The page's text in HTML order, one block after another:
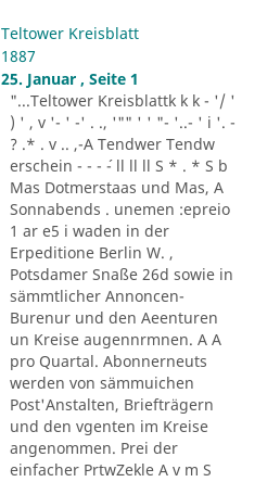
Teltower Kreisblatt
1887
25. Januar , Seite 1
"...Teltower Kreisblattk k k - '/ '
) ' , v '- ' -' . ., '"" ' ' "- '..- ' i '. -
? .* . v .. ,-A Tendwer Tendw
erschein - - - ´- ll ll ll S * . * S b
Mas Dotmerstaas und Mas, A
Sonnabends . unemen :epreio
1 ar e5 i waden in der
Erpeditione Berlin W. ,
Potsdamer Snaße 26d sowie in
sämmtlicher Annoncen-
Burenur und den Aeenturen
un Kreise augennrmnen. A A
pro Quartal. Abonnerneuts
werden von sämmuichen
Post'Anstalten, Briefträgern
und den vgenten im Kreise
angenommen. Prei der
einfacher PrtwZekle A v m S